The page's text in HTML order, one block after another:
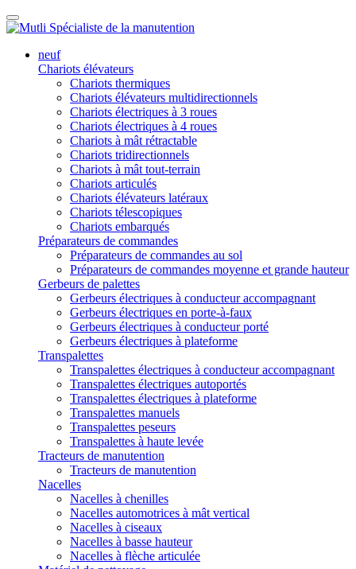
neuf
Chariots élévateurs
Chariots thermiques
Chariots élévateurs multidirectionnels
Chariots électriques à 3 roues
Chariots électriques à 4 roues
Chariots à mât rétractable
Chariots tridirectionnels
Chariots à mât tout-terrain
Chariots articulés
Chariots élévateurs latéraux
Chariots télescopiques
Chariots embarqués
Préparateurs de commandes
Préparateurs de commandes au sol
Préparateurs de commandes moyenne et grande hauteur
Gerbeurs de palettes
Gerbeurs électriques à conducteur accompagnant
Gerbeurs électriques en porte-à-faux
Gerbeurs électriques à conducteur porté
Gerbeurs électriques à plateforme
Transpalettes
Transpalettes électriques à conducteur accompagnant
Transpalettes électriques autoportés
Transpalettes électriques à plateforme
Transpalettes manuels
Transpalettes peseurs
Transpalettes à haute levée
Tracteurs de manutention
Tracteurs de manutention
Nacelles
Nacelles à chenilles
Nacelles automotrices à mât vertical
Nacelles à ciseaux
Nacelles à basse hauteur
Nacelles à flèche articulée